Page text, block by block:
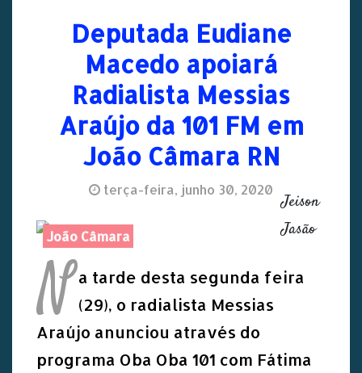
Deputada Eudiane
Macedo apoiará
Radialista Messias
Araújo da 101 FM em
João Câmara RN
terça-feira, junho 30, 2020
João Câmara
Jeison
Jasão
N a tarde desta segunda feira
(29), o radialista Messias
Araújo anunciou através do
programa Oba Oba 101 com Fátima